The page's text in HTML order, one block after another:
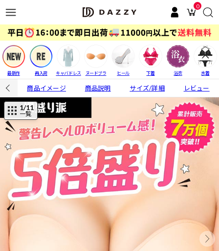
0
最新作 再入荷 キャバドレス ヌードブラ ヒール 下着 浴衣 水着
商品イメージ 商品説明 サイズ/詳細 レビュー
1/11
一覧